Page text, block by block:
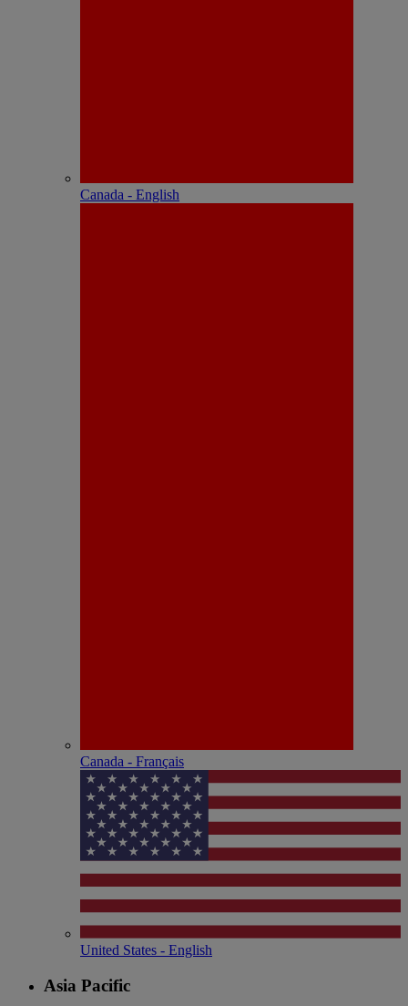
Canada - English
Canada - Français
United States - English
Asia Pacific